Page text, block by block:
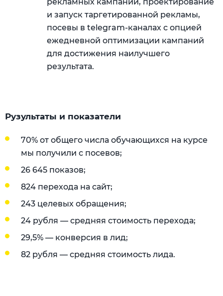
и запуск таргетированной рекламы,
посевы в telegram-каналах с опцией
ежедневной оптимизации кампаний
для достижения наилучшего
результата.
Рузультаты и показатели
70% от общего числа обучающихся на курсе
мы получили с посевов;
26 645 показов;
824 перехода на сайт;
243 целевых обращения;
24 рубля — средняя стоимость перехода;
29,5% — конверсия в лид;
82 рубля — средняя стоимость лида.